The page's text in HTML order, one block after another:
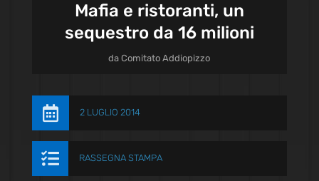
Mafia e ristoranti, un
sequestro da 16 milioni
daComitato Addiopizzo
 2 LUGLIO 2014
 RASSEGNA STAMPA